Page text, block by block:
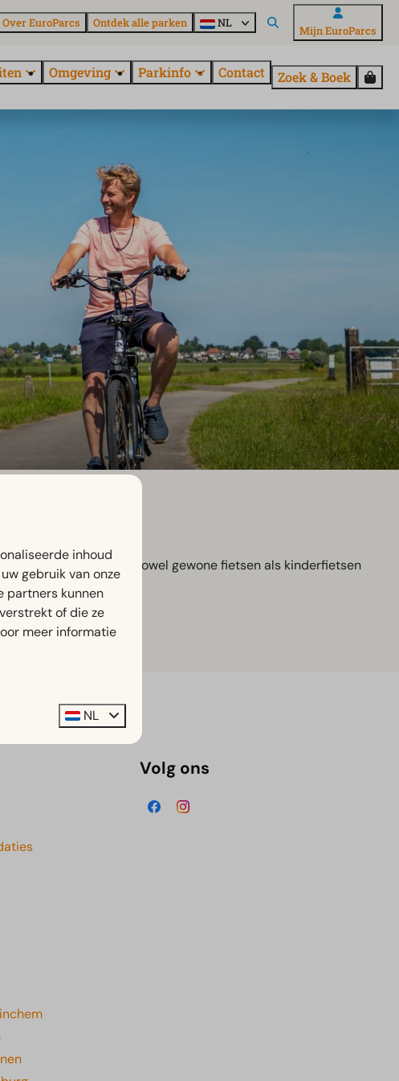
Over EuroParcs Ontdek alle parken NL
Mijn EuroParcs
Omgeving Parkinfo Contact Zoek & Boek
Strandbad kunnen zowel gewone fietsen als kinderfietsen
Volg ons
inhoud
gebruik van onze
partners kunnen
of die ze
meer informatie
NL